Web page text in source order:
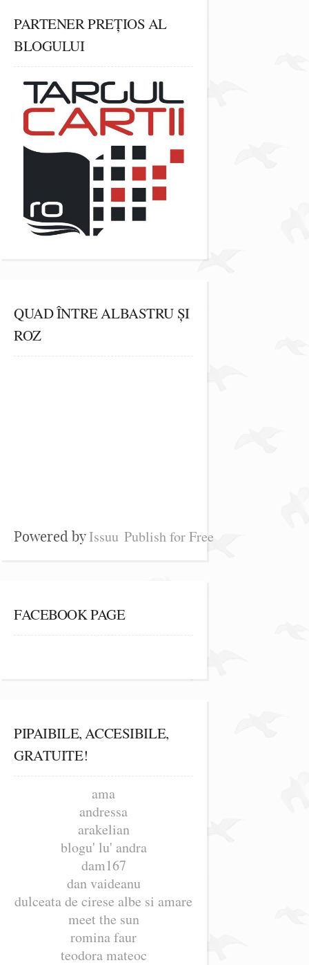
PARTENER PREȚIOS AL
BLOGULUI
QUAD ÎNTRE ALBASTRU ȘI
ROZ
Powered byIssuu Publish for Free
FACEBOOK PAGE
PIPAIBILE, ACCESIBILE,
GRATUITE!
ama
andressa
arakelian
blogu' lu' andra
dam167
dan vaideanu
dulceata de cirese albe si amare
meet the sun
romina faur
teodora mateoc